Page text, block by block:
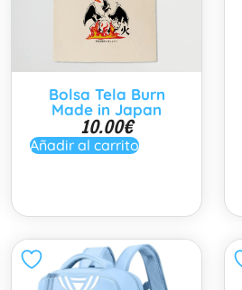
Bolsa Tela Burn
Made in Japan
10.00€
Añadir al carrito